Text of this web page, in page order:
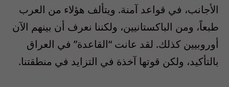
الأجانب، في قواعد آمنة. ويتألف هؤلاء من العرب
طبعاً، ومن الباكستانيين، ولكننا نعرف أن بينهم الآن
أوروبيين كذلك. لقد عانت “القاعدة” في العراق
بالتأكيد، ولكن قوتها آخذة في التزايد في منطقتنا.